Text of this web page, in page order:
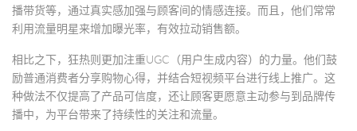
播带货等，通过真实感加强与顾客间的情感连接。而且，他们常常
利用流量明星来增加曝光率，有效拉动销售额。
相比之下，狂热则更加注重UGC（用户生成内容）的力量。他们鼓
励普通消费者分享购物心得，并结合短视频平台进行线上推广。这
种做法不仅提高了产品可信度，还让顾客更愿意主动参与到品牌传
播中，为平台带来了持续性的关注和流量。